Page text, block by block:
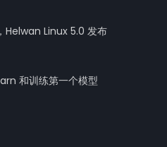
Helwan Linux 5.0 发布
和训练第一个模型